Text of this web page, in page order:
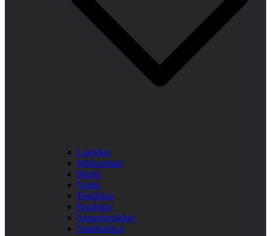
Laglekar
Midsommar
Musik
Namn
Påsklekar
Rastlekar
Samarbetslekar
Snabbalekar